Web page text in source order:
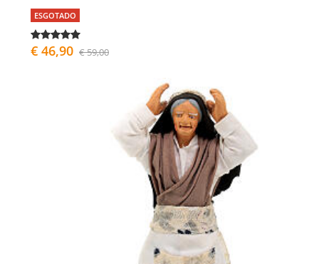
ESGOTADO
€ 46,90 € 59,00